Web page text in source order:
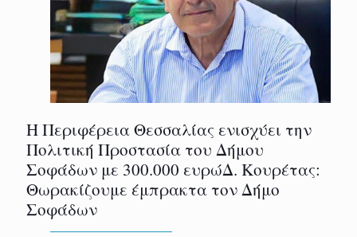
Η Περιφέρεια Θεσσαλίας ενισχύει την
Πολιτική Προστασία του Δήμου
Σοφάδων με 300.000 ευρώΔ. Κουρέτας:
Θωρακίζουμε έμπρακτα τον Δήμο
Σοφάδων